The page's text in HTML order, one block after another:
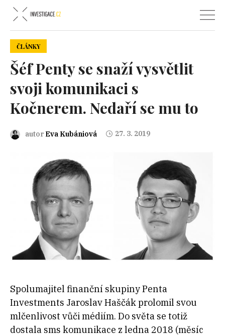
ČLÁNKY
Šéf Penty se snaží vysvětlit
svoji komunikaci s
Kočnerem. Nedaří se mu to
autor Eva Kubániová 27. 3. 2019
Spolumajitel finanční skupiny Penta
Investments Jaroslav Haščák prolomil svou
mlčenlivost vůči médiím. Do světa se totiž
dostala sms komunikace z ledna 2018 (měsíc